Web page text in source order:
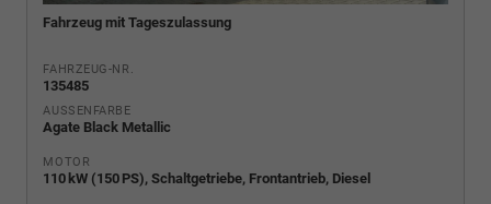
Fahrzeug mit Tageszulassung
FAHRZEUG-NR.
135485
AUSSENFARBE
Agate Black Metallic
MOTOR
110 kW (150 PS), Schaltgetriebe, Frontantrieb, Diesel